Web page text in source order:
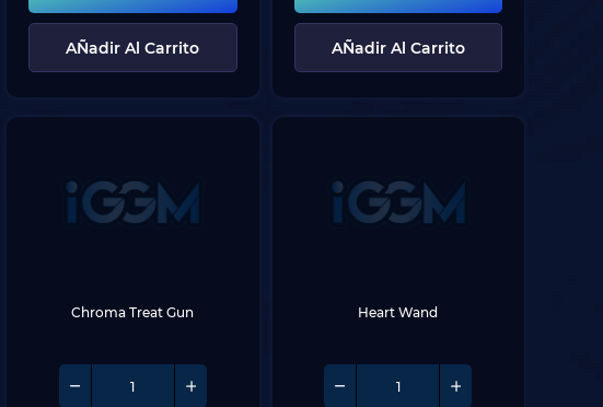
AÑadir Al Carrito AÑadir Al Carrito
Chroma Treat Gun Heart Wand